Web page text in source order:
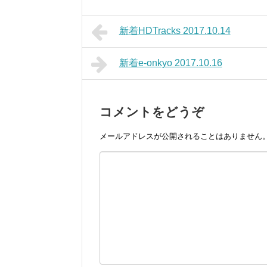
新着HDTracks 2017.10.14
新着e-onkyo 2017.10.16
コメントをどうぞ
メールアドレスが公開されることはありません